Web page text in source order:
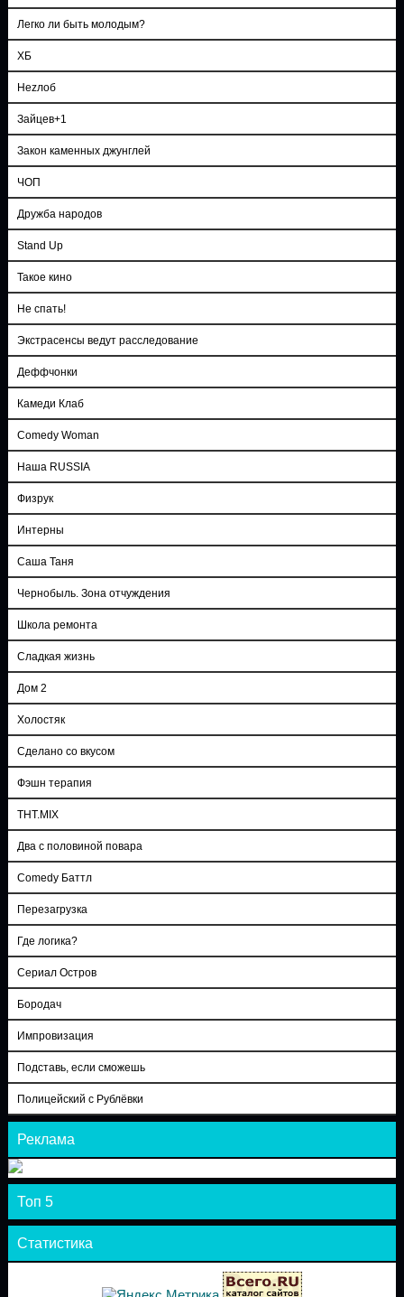
Легко ли быть молодым?
ХБ
Неzлоб
Зайцев+1
Закон каменных джунглей
ЧОП
Дружба народов
Stand Up
Такое кино
Не спать!
Экстрасенсы ведут расследование
Деффчонки
Камеди Клаб
Comedy Woman
Наша RUSSIA
Физрук
Интерны
Саша Таня
Чернобыль. Зона отчуждения
Школа ремонта
Сладкая жизнь
Дом 2
Холостяк
Сделано со вкусом
Фэшн терапия
ТНТ.MIX
Два с половиной повара
Comedy Баттл
Перезагрузка
Где логика?
Сериал Остров
Бородач
Импровизация
Подставь, если сможешь
Полицейский с Рублёвки
Реклама
Топ 5
Статистика